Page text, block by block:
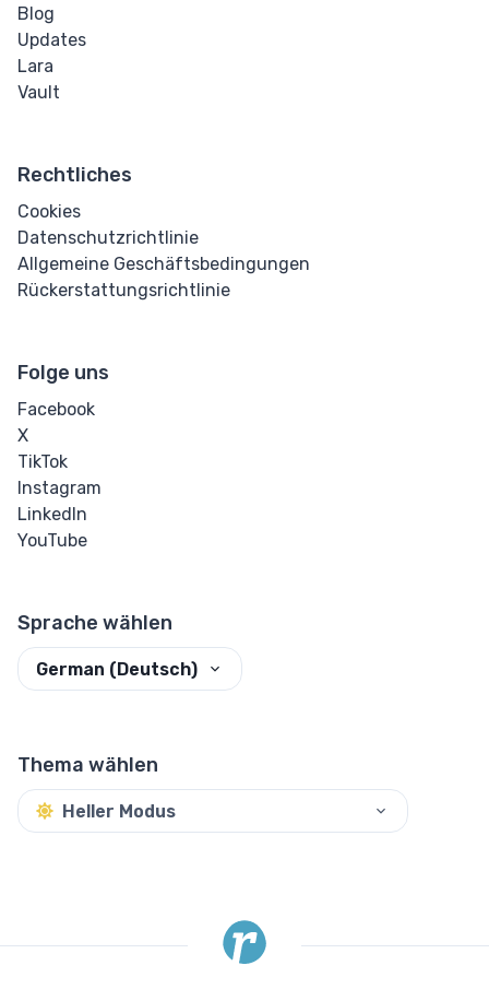
Wortabstand
Transform
Rotation
Schrägstellung
Verschieben
HTML
Eingabe-Button
Eingabe Checkbox &
Radio
Eingabe Datum &
Uhrzeit
Eingabe Datei
Eingabe Bild
Eingabe Passwort
Blog
Updates
Lara
Vault
Rechtliches
Cookies
Datenschutzrichtlinie
Allgemeine Geschäftsbedingungen
Rückerstattungsrichtlinie
Folge uns
Facebook
X
TikTok
Instagram
LinkedIn
YouTube
Sprache wählen
German (Deutsch)
Thema wählen
Heller Modus